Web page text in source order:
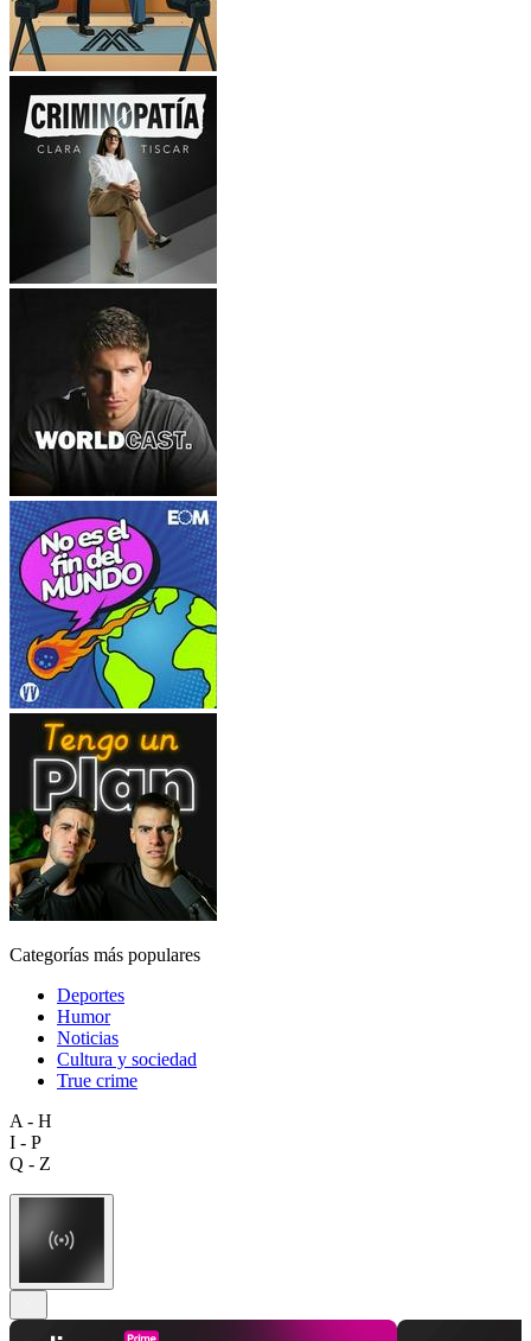
Categorías más populares
Deportes
Humor
Noticias
Cultura y sociedad
True crime
A - H
I - P
Q - Z